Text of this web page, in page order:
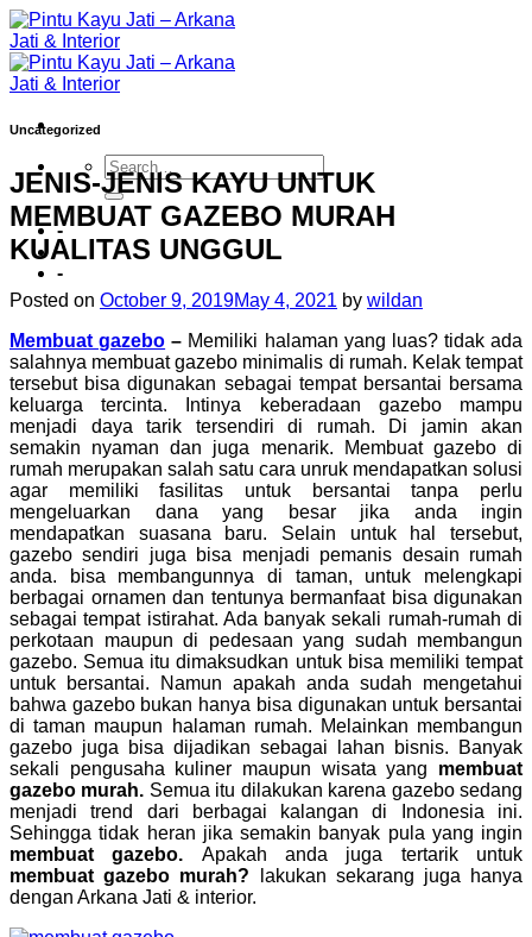
Skip
to
content
-
-
Uncategorized
JENIS-JENIS KAYU UNTUK
MEMBUAT GAZEBO MURAH
KUALITAS UNGGUL
Posted on October 9, 2019May 4, 2021 by wildan
Membuat gazebo – Memiliki halaman yang luas? tidak ada
salahnya membuat gazebo minimalis di rumah. Kelak tempat
tersebut bisa digunakan sebagai tempat bersantai bersama
keluarga tercinta. Intinya keberadaan gazebo mampu
menjadi daya tarik tersendiri di rumah. Di jamin akan
semakin nyaman dan juga menarik. Membuat gazebo di
rumah merupakan salah satu cara unruk mendapatkan solusi
agar memiliki fasilitas untuk bersantai tanpa perlu
mengeluarkan dana yang besar jika anda ingin
mendapatkan suasana baru. Selain untuk hal tersebut,
gazebo sendiri juga bisa menjadi pemanis desain rumah
anda. bisa membangunnya di taman, untuk melengkapi
berbagai ornamen dan tentunya bermanfaat bisa digunakan
sebagai tempat istirahat. Ada banyak sekali rumah-rumah di
perkotaan maupun di pedesaan yang sudah membangun
gazebo. Semua itu dimaksudkan untuk bisa memiliki tempat
untuk bersantai. Namun apakah anda sudah mengetahui
bahwa gazebo bukan hanya bisa digunakan untuk bersantai
di taman maupun halaman rumah. Melainkan membangun
gazebo juga bisa dijadikan sebagai lahan bisnis. Banyak
sekali pengusaha kuliner maupun wisata yang membuat
gazebo murah. Semua itu dilakukan karena gazebo sedang
menjadi trend dari berbagai kalangan di Indonesia ini.
Sehingga tidak heran jika semakin banyak pula yang ingin
membuat gazebo. Apakah anda juga tertarik untuk
membuat gazebo murah?
lakukan sekarang juga hanya
dengan Arkana Jati & interior.